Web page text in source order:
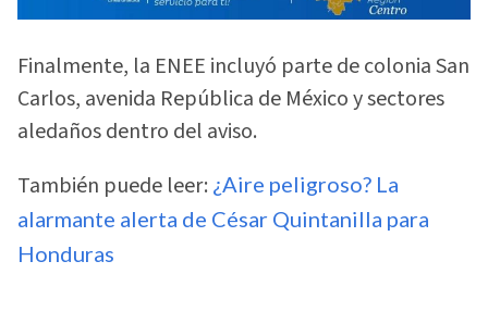
Finalmente, la ENEE incluyó parte de colonia San
Carlos, avenida República de México y sectores
aledaños dentro del aviso.
También puede leer: ¿Aire peligroso? La
alarmante alerta de César Quintanilla para
Honduras